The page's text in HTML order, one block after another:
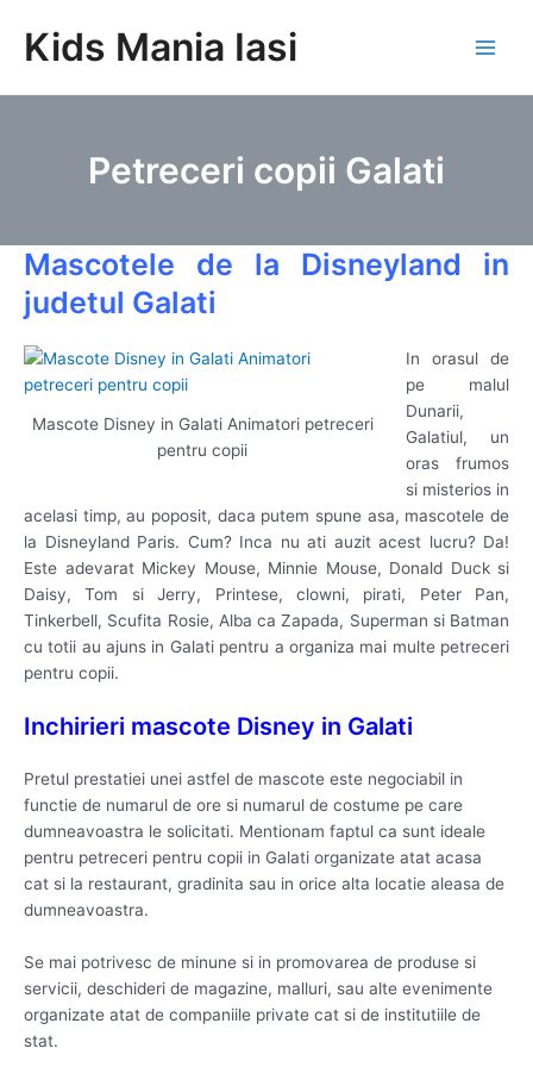
contentKids Mania Iasi
Petreceri copii Galati
Mascotele de la Disneyland in
judetul Galati
Mascote Disney in Galati Animatori petreceri
pentru copii
In orasul de
pe malul
Dunarii,
Galatiul, un
oras frumos
si misterios in
acelasi timp, au poposit, daca putem spune asa, mascotele de
la Disneyland Paris. Cum? Inca nu ati auzit acest lucru? Da!
Este adevarat Mickey Mouse, Minnie Mouse, Donald Duck si
Daisy, Tom si Jerry, Printese, clowni, pirati, Peter Pan,
Tinkerbell, Scufita Rosie, Alba ca Zapada, Superman si Batman
cu totii au ajuns in Galati pentru a organiza mai multe petreceri
pentru copii.
Inchirieri mascote Disney in Galati
Pretul prestatiei unei astfel de mascote este negociabil in
functie de numarul de ore si numarul de costume pe care
dumneavoastra le solicitati. Mentionam faptul ca sunt ideale
pentru petreceri pentru copii in Galati organizate atat acasa
cat si la restaurant, gradinita sau in orice alta locatie aleasa de
dumneavoastra.
Se mai potrivesc de minune si in promovarea de produse si
servicii, deschideri de magazine, malluri, sau alte evenimente
organizate atat de companiile private cat si de institutiile de
stat.